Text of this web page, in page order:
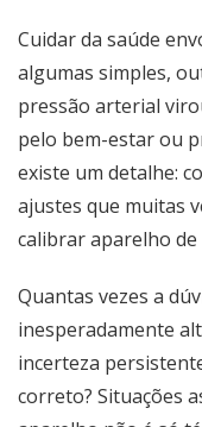
Cuidar da saúde
algumas simples,
pressão arterial
pelo bem-estar ou
existe um detalhe:
ajustes que muitas
calibrar aparelho
Quantas vezes a
inesperadamente
incerteza
correto? Situações